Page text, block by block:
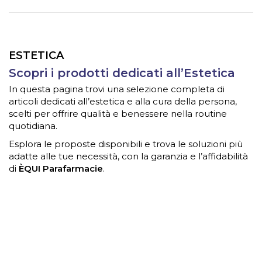
ESTETICA
Scopri i prodotti dedicati all’Estetica
In questa pagina trovi una selezione completa di
articoli dedicati all’estetica e alla cura della persona,
scelti per offrire qualità e benessere nella routine
quotidiana.
Esplora le proposte disponibili e trova le soluzioni più
adatte alle tue necessità, con la garanzia e l’affidabilità
di ÈQUI Parafarmacie.